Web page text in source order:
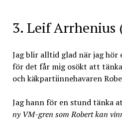
3. Leif Arrhenius
Jag blir alltid glad när jag
för det får mig osökt att
och käkpartiinnehavaren
Jag hann för en stund tänka
ny VM-gren som Robert kan